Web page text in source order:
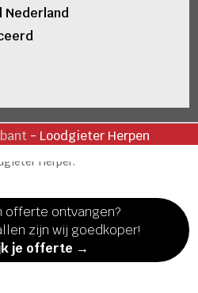
Nederland
- Loodgieter Herpen
offerte ontvangen?
zijn wij goedkoper!
je offerte →